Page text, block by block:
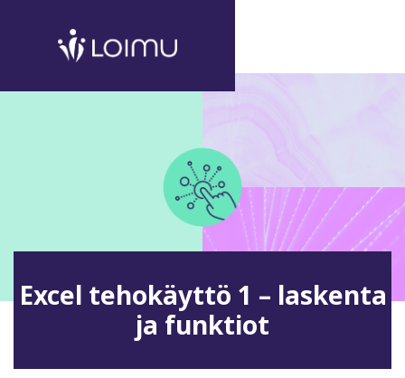
Excel tehokäyttö 1 – laskenta
ja funktiot